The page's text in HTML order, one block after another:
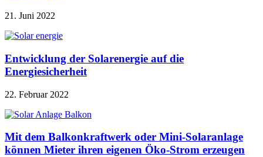
21. Juni 2022
Entwicklung der Solarenergie auf die
Energiesicherheit
22. Februar 2022
Mit dem Balkonkraftwerk oder Mini-Solaranlage
können Mieter ihren eigenen Öko-Strom erzeugen